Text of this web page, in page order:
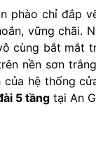
phào chỉ đắp
vững chãi.
cùng bắt mắt
nền sơn
hệ thống
5 tầng tại An